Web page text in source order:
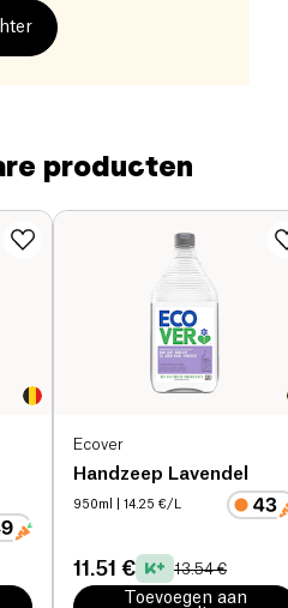
producten
Ecover
Handzeep Lavendel
950ml | 14.25 €/L
11.51 € 13.54 €
Toevoegen aan